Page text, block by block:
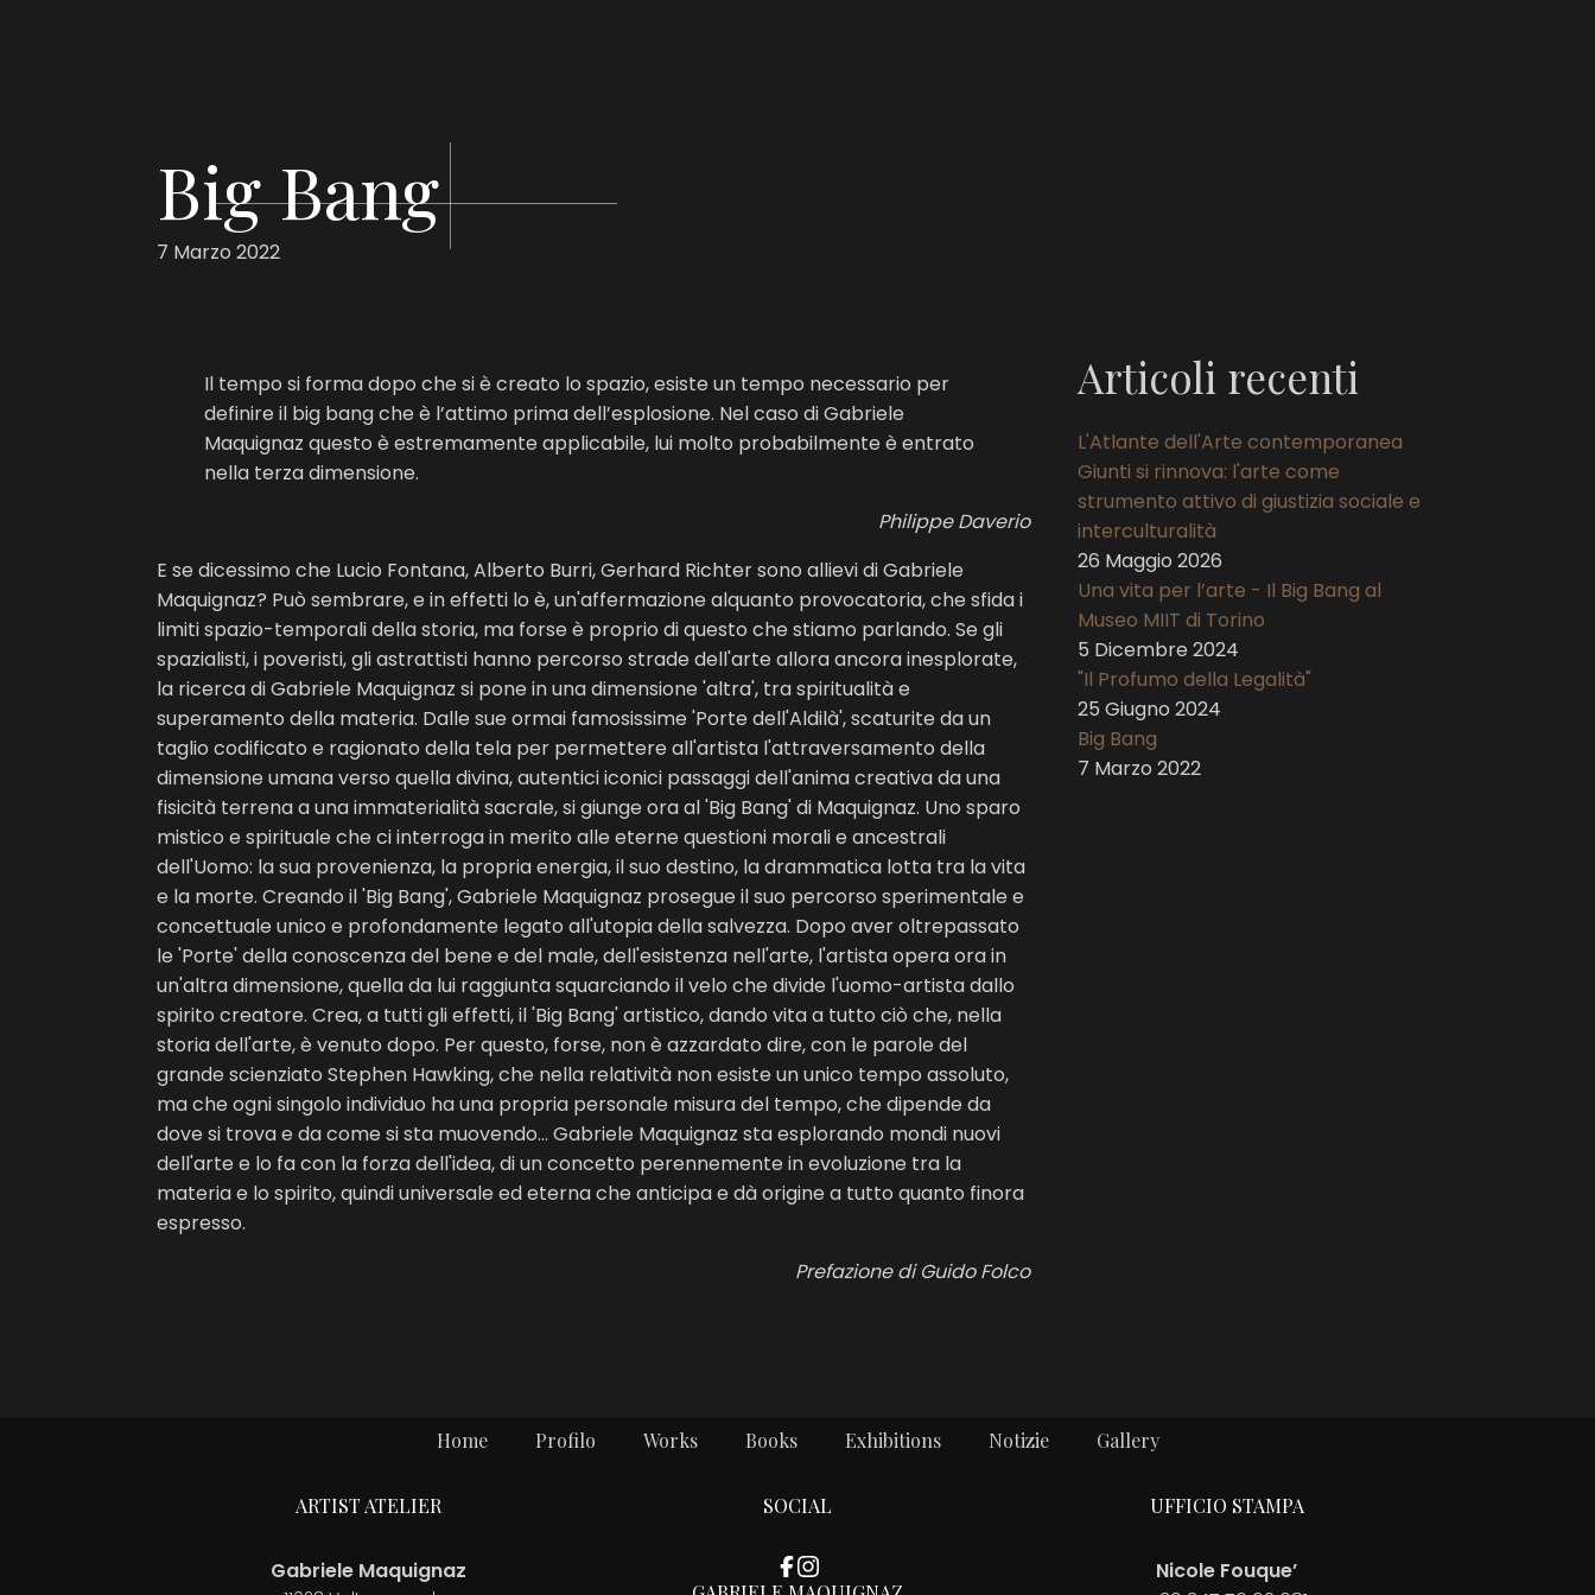
Big Bang
7 Marzo 2022
Il tempo si forma dopo che si è creato lo spazio, esiste un tempo necessario per
definire il big bang che è l’attimo prima dell’esplosione. Nel caso di Gabriele
Maquignaz questo è estremamente applicabile, lui molto probabilmente è entrato
nella terza dimensione.
Philippe Daverio
E se dicessimo che Lucio Fontana, Alberto Burri, Gerhard Richter sono allievi di Gabriele
Maquignaz? Può sembrare, e in effetti lo è, un'affermazione alquanto provocatoria, che sfida i
limiti spazio-temporali della storia, ma forse è proprio di questo che stiamo parlando. Se gli
spazialisti, i poveristi, gli astrattisti hanno percorso strade dell'arte allora ancora inesplorate,
la ricerca di Gabriele Maquignaz si pone in una dimensione 'altra', tra spiritualità e
superamento della materia. Dalle sue ormai famosissime 'Porte dell'Aldilà', scaturite da un
taglio codificato e ragionato della tela per permettere all'artista l'attraversamento della
dimensione umana verso quella divina, autentici iconici passaggi dell'anima creativa da una
fisicità terrena a una immaterialità sacrale, si giunge ora al 'Big Bang' di Maquignaz. Uno sparo
mistico e spirituale che ci interroga in merito alle eterne questioni morali e ancestrali
dell'Uomo: la sua provenienza, la propria energia, il suo destino, la drammatica lotta tra la vita
e la morte. Creando il 'Big Bang', Gabriele Maquignaz prosegue il suo percorso sperimentale e
concettuale unico e profondamente legato all'utopia della salvezza. Dopo aver oltrepassato
le 'Porte' della conoscenza del bene e del male, dell'esistenza nell'arte, l'artista opera ora in
un'altra dimensione, quella da lui raggiunta squarciando il velo che divide l'uomo-artista dallo
spirito creatore. Crea, a tutti gli effetti, il 'Big Bang' artistico, dando vita a tutto ciò che, nella
storia dell'arte, è venuto dopo. Per questo, forse, non è azzardato dire, con le parole del
grande scienziato Stephen Hawking, che nella relatività non esiste un unico tempo assoluto,
ma che ogni singolo individuo ha una propria personale misura del tempo, che dipende da
dove si trova e da come si sta muovendo... Gabriele Maquignaz sta esplorando mondi nuovi
dell'arte e lo fa con la forza dell'idea, di un concetto perennemente in evoluzione tra la
materia e lo spirito, quindi universale ed eterna che anticipa e dà origine a tutto quanto finora
espresso.
Prefazione di Guido Folco
Articoli recenti
L'Atlante dell'Arte contemporanea
Giunti si rinnova: l'arte come
strumento attivo di giustizia sociale e
interculturalità
26 Maggio 2026
Una vita per l’arte - Il Big Bang al
Museo MIIT di Torino
5 Dicembre 2024
"Il Profumo della Legalità"
25 Giugno 2024
Big Bang
7 Marzo 2022
Home Profilo Works Books Exhibitions Notizie Gallery
ARTIST ATELIER
Gabriele Maquignaz
SOCIAL UFFICIO STAMPA
Nicole Fouque’